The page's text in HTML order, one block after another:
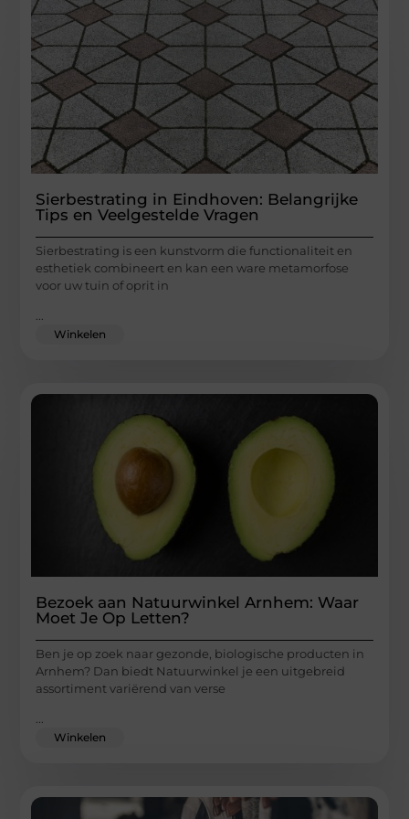
Sierbestrating in Eindhoven: Belangrijke
Tips en Veelgestelde Vragen
Sierbestrating is een kunstvorm die functionaliteit en
esthetiek combineert en kan een ware metamorfose
voor uw tuin of oprit in
Winkelen
Bezoek aan Natuurwinkel Arnhem: Waar
Moet Je Op Letten?
Ben je op zoek naar gezonde, biologische producten in
Arnhem? Dan biedt Natuurwinkel je een uitgebreid
assortiment variërend van verse
...
Winkelen